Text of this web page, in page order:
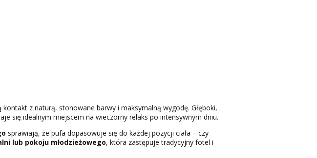
z naturą, stonowane barwy i maksymalną wygodę. Głęboki,
się idealnym miejscem na wieczorny relaks po intensywnym dniu.
sprawiają, że pufa dopasowuje się do każdej pozycji ciała – czy
lub pokoju młodzieżowego, która zastępuje tradycyjny fotel i